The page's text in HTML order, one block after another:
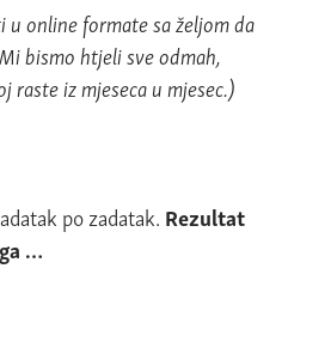
online formate sa željom da
bismo htjeli sve odmah,
iz mjeseca u mjesec.)
po zadatak. Rezultat
…